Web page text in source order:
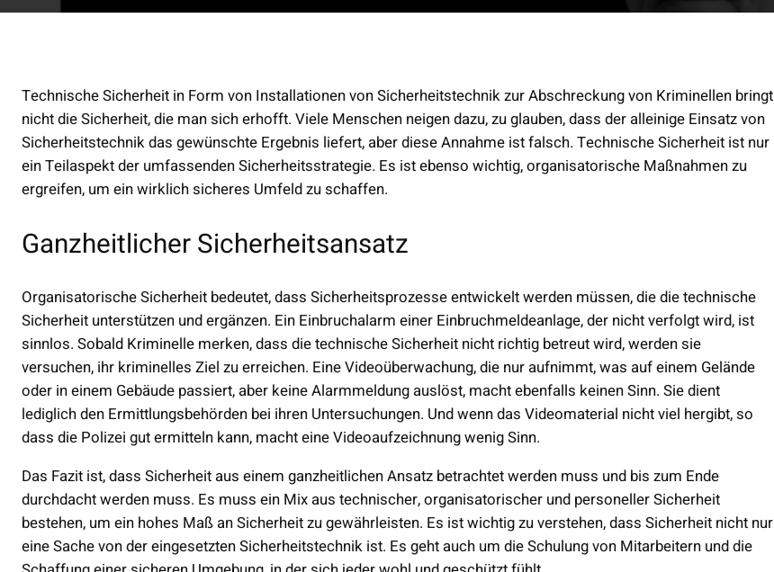
Technische Sicherheit in Form von Installationen von Sicherheitstechnik zur Abschreckung von Kriminellen bringt
nicht die Sicherheit, die man sich erhofft. Viele Menschen neigen dazu, zu glauben, dass der alleinige Einsatz von
Sicherheitstechnik das gewünschte Ergebnis liefert, aber diese Annahme ist falsch. Technische Sicherheit ist nur
ein Teilaspekt der umfassenden Sicherheitsstrategie. Es ist ebenso wichtig, organisatorische Maßnahmen zu
ergreifen, um ein wirklich sicheres Umfeld zu schaffen.
Ganzheitlicher Sicherheitsansatz
Organisatorische Sicherheit bedeutet, dass Sicherheitsprozesse entwickelt werden müssen, die die technische
Sicherheit unterstützen und ergänzen. Ein Einbruchalarm einer Einbruchmeldeanlage, der nicht verfolgt wird, ist
sinnlos. Sobald Kriminelle merken, dass die technische Sicherheit nicht richtig betreut wird, werden sie
versuchen, ihr kriminelles Ziel zu erreichen. Eine Videoüberwachung, die nur aufnimmt, was auf einem Gelände
oder in einem Gebäude passiert, aber keine Alarmmeldung auslöst, macht ebenfalls keinen Sinn. Sie dient
lediglich den Ermittlungsbehörden bei ihren Untersuchungen. Und wenn das Videomaterial nicht viel hergibt, so
dass die Polizei gut ermitteln kann, macht eine Videoaufzeichnung wenig Sinn.
Das Fazit ist, dass Sicherheit aus einem ganzheitlichen Ansatz betrachtet werden muss und bis zum Ende
durchdacht werden muss. Es muss ein Mix aus technischer, organisatorischer und personeller Sicherheit
bestehen, um ein hohes Maß an Sicherheit zu gewährleisten. Es ist wichtig zu verstehen, dass Sicherheit nicht nur
eine Sache von der eingesetzten Sicherheitstechnik ist. Es geht auch um die Schulung von Mitarbeitern und die